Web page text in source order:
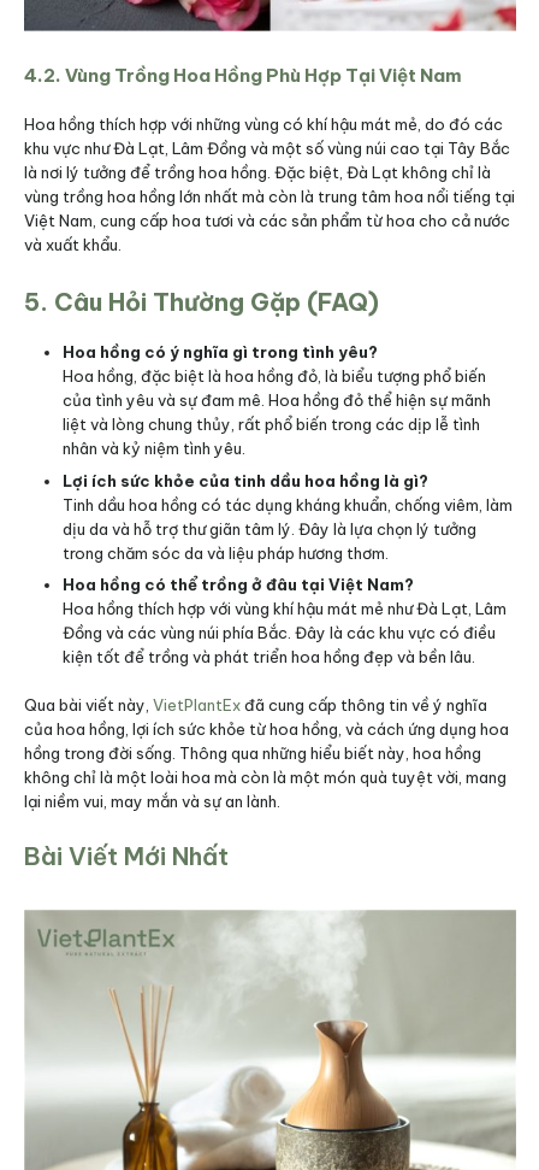
4.2. Vùng Trồng Hoa Hồng Phù Hợp Tại Việt Nam
Hoa hồng thích hợp với những vùng có khí hậu mát mẻ, do đó các
khu vực như Đà Lạt, Lâm Đồng và một số vùng núi cao tại Tây Bắc
là nơi lý tưởng để trồng hoa hồng. Đặc biệt, Đà Lạt không chỉ là
vùng trồng hoa hồng lớn nhất mà còn là trung tâm hoa nổi tiếng tại
Việt Nam, cung cấp hoa tươi và các sản phẩm từ hoa cho cả nước
và xuất khẩu.
5. Câu Hỏi Thường Gặp (FAQ)
Hoa hồng có ý nghĩa gì trong tình yêu?
Hoa hồng, đặc biệt là hoa hồng đỏ, là biểu tượng phổ biến
của tình yêu và sự đam mê. Hoa hồng đỏ thể hiện sự mãnh
liệt và lòng chung thủy, rất phổ biến trong các dịp lễ tình
nhân và kỷ niệm tình yêu.
Lợi ích sức khỏe của tinh dầu hoa hồng là gì?
Tinh dầu hoa hồng có tác dụng kháng khuẩn, chống viêm, làm
dịu da và hỗ trợ thư giãn tâm lý. Đây là lựa chọn lý tưởng
trong chăm sóc da và liệu pháp hương thơm.
Hoa hồng có thể trồng ở đâu tại Việt Nam?
Hoa hồng thích hợp với vùng khí hậu mát mẻ như Đà Lạt, Lâm
Đồng và các vùng núi phía Bắc. Đây là các khu vực có điều
kiện tốt để trồng và phát triển hoa hồng đẹp và bền lâu.
Qua bài viết này, VietPlantExđã cung cấp thông tin về ý nghĩa
của hoa hồng, lợi ích sức khỏe từ hoa hồng, và cách ứng dụng hoa
hồng trong đời sống. Thông qua những hiểu biết này, hoa hồng
không chỉ là một loài hoa mà còn là một món quà tuyệt vời, mang
lại niềm vui, may mắn và sự an lành.
Bài Viết Mới Nhất